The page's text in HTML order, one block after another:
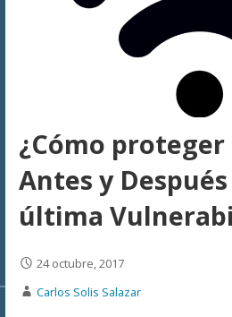
¿Cómo proteger
Antes y
última
24 octubre, 2017
Carlos Solis Salazar